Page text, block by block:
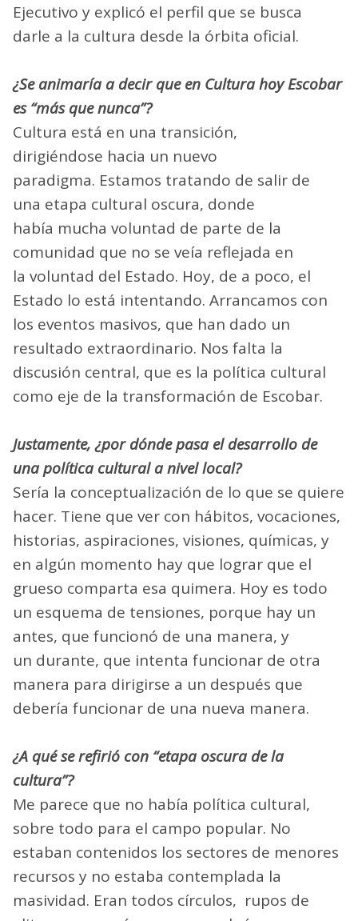
Ejecutivo y explicó el perfil que se busca
darle a la cultura desde la órbita oficial.
¿Se animaría a decir que en Cultura hoy Escobar
es “más que nunca”?
Cultura está en una transición,
dirigiéndose hacia un nuevo
paradigma. Estamos tratando de salir de
una etapa cultural oscura, donde
había mucha voluntad de parte de la
comunidad que no se veía reflejada en
la voluntad del Estado. Hoy, de a poco, el
Estado lo está intentando. Arrancamos con
los eventos masivos, que han dado un
resultado extraordinario. Nos falta la
discusión central, que es la política cultural
como eje de la transformación de Escobar.
Justamente, ¿por dónde pasa el desarrollo de
una política cultural a nivel local?
Sería la conceptualización de lo que se quiere
hacer. Tiene que ver con hábitos, vocaciones,
historias, aspiraciones, visiones, químicas, y
en algún momento hay que lograr que el
grueso comparta esa quimera. Hoy es todo
un esquema de tensiones, porque hay un
antes, que funcionó de una manera, y
un durante, que intenta funcionar de otra
manera para dirigirse a un después que
debería funcionar de una nueva manera.
¿A qué se refirió con “etapa oscura de la
cultura”?
Me parece que no había política cultural,
sobre todo para el campo popular. No
estaban contenidos los sectores de menores
recursos y no estaba contemplada la
masividad. Eran todos círculos, rupos de